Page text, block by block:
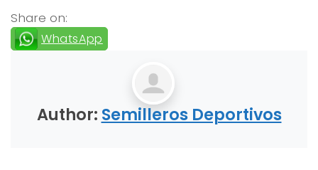
Share on:
WhatsApp
Author: Semilleros Deportivos